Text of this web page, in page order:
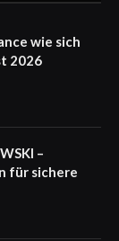
wie sich
2026
–
für sichere